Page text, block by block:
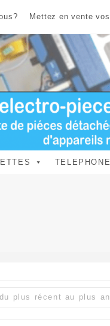
Mettez en vente
plus récent au plus